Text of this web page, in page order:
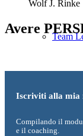
Team
Wolf J. Rinke
Avere
Iscriviti alla mia
Compilando il
e il coaching.